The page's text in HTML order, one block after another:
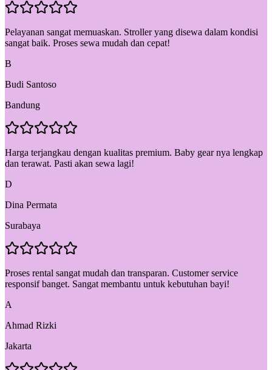
Pelayanan sangat memuaskan. Stroller yang disewa dalam kondisi
sangat baik. Proses sewa mudah dan cepat!
B
Budi Santoso
Bandung
Harga terjangkau dengan kualitas premium. Baby gear nya lengkap
dan terawat. Pasti akan sewa lagi!
D
Dina Permata
Surabaya
Proses rental sangat mudah dan transparan. Customer service
responsif banget. Sangat membantu untuk kebutuhan bayi!
A
Ahmad Rizki
Jakarta